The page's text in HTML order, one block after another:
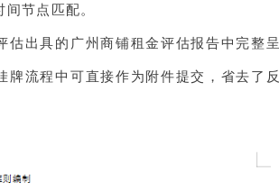
节点匹配。
估出具的广州商铺租金评估报告中完整
牌流程中可直接作为附件提交，省去了